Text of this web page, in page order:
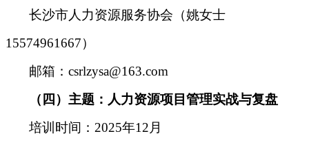
长沙市人力资源服务协会（姚女士
15574961667）
邮箱：csrlzysa@163.com
（四）主题：人力资源项目管理实战与复盘
培训时间 ： 2025年12月